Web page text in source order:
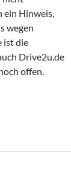
ein Hinweis,
wegen
ist die
Drive2u.de
offen.